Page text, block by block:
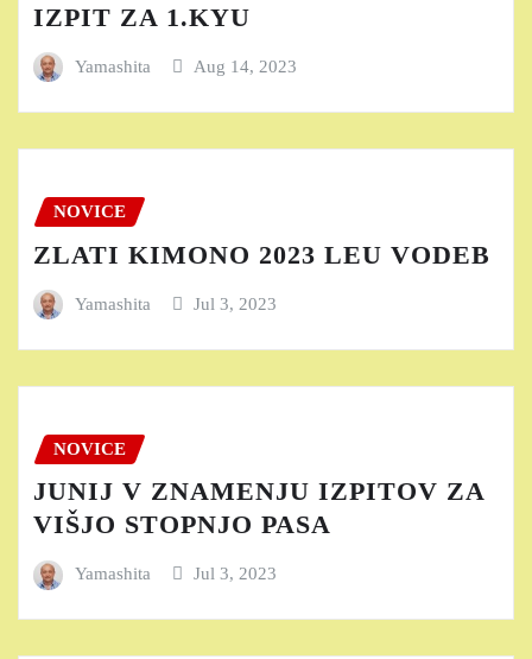
IZPIT ZA 1.KYU
Yamashita Aug 14, 2023
NOVICE
ZLATI KIMONO 2023 LEU VODEB
Yamashita Jul 3, 2023
NOVICE
JUNIJ V ZNAMENJU IZPITOV ZA
VIŠJO STOPNJO PASA
Yamashita Jul 3, 2023